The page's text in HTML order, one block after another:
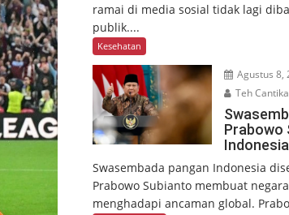
ramai di media sosial tidak lagi
publik....
Kesehatan
Agustus 8,
Teh Cantika
Prabowo
Swasembada pangan Indonesia
Prabowo Subianto membuat
menghadapi ancaman global.